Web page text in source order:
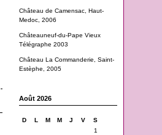
Château de Camensac, Haut-
Medoc, 2006
Châteauneuf-du-Pape Vieux
Télégraphe 2003
Château La Commanderie, Saint-
Estèphe, 2005
Août 2026
D L M M J V
S
1